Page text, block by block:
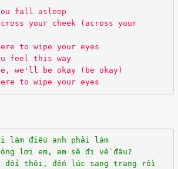
fall asleep
your cheek (across your
to wipe your eyes
feel this way
we'll be okay (be okay)
to wipe your eyes
làm điều anh phải làm
lơi em, em sẽ đi về đâu?
đổi thôi, đến lúc sang trang rồi